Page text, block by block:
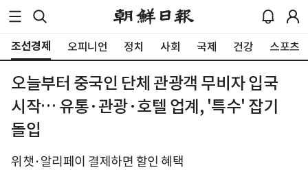
조선경제 오피니언 정치 사회 국제 건강 스포츠
오늘부터 중국인 단체 관광객 무비자 입국
시작… 유통·관광·호텔 업계, '특수' 잡기
돌입
위챗·알리페이 결제하면 할인 혜택